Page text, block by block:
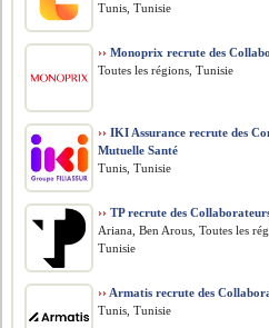
Tunis, Tunisie
›› Monoprix recrute des
Toutes les régions, Tunisie
›› IKI Assurance recrute des
Mutuelle Santé
Tunis, Tunisie
›› TP recrute des
Ariana, Ben Arous, Toutes les
Tunisie
›› Armatis recrute des
Tunis, Tunisie